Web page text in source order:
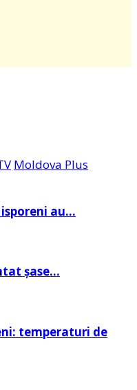
Moldova Plus
au…
șase…
temperaturi de